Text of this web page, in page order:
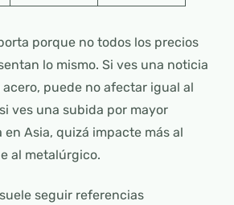
porque no todos los precios
lo mismo. Si ves una noticia
puede no afectar igual al
ves una subida por mayor
Asia, quizá impacte más al
al metalúrgico.
seguir referencias